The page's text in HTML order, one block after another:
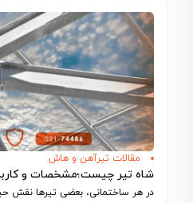
مقالات تیرآهن و هاش
شاه تیر چیست؛مشخصات و